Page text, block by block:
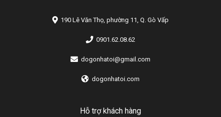
190 Lê Văn Thọ, phường 11, Q. Gò Vấp
0901.62.08.62
dogonhatoi@gmail.com
dogonhatoi.com
Hỗ trợ khách hàng